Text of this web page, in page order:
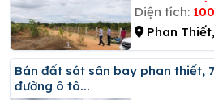
Diện tích:
Phan
Bán đất sát sân bay phan thiết, 750 triệu/lô, sổ đỏ riêng,
đường ô tô...